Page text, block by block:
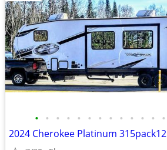
• • • • • • • • • • • • •
2024 Cherokee Platinum 315pack12